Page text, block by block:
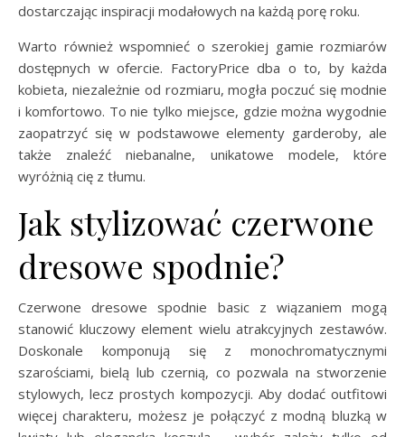
dostarczając inspiracji modałowych na każdą porę roku.
Warto również wspomnieć o szerokiej gamie rozmiarów
dostępnych w ofercie. FactoryPrice dba o to, by każda
kobieta, niezależnie od rozmiaru, mogła poczuć się modnie
i komfortowo. To nie tylko miejsce, gdzie można wygodnie
zaopatrzyć się w podstawowe elementy garderoby, ale
także znaleźć niebanalne, unikatowe modele, które
wyróżnią cię z tłumu.
Jak stylizować czerwone
dresowe spodnie?
Czerwone dresowe spodnie basic z wiązaniem mogą
stanowić kluczowy element wielu atrakcyjnych zestawów.
Doskonale komponują się z monochromatycznymi
szarościami, bielą lub czernią, co pozwala na stworzenie
stylowych, lecz prostych kompozycji. Aby dodać outfitowi
więcej charakteru, możesz je połączyć z modną bluzką w